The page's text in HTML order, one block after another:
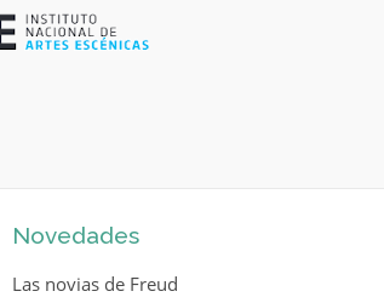
Novedades
Las novias de Freud